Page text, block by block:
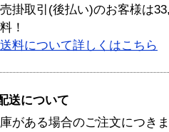
掛取引(後払い)のお客様は
！
送料について詳しくはこちら
送について
がある場合のご注文につき